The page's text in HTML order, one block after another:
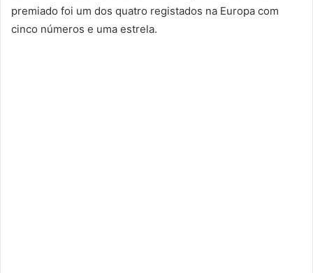
premiado foi um dos quatro registados na Europa com
cinco números e uma estrela.